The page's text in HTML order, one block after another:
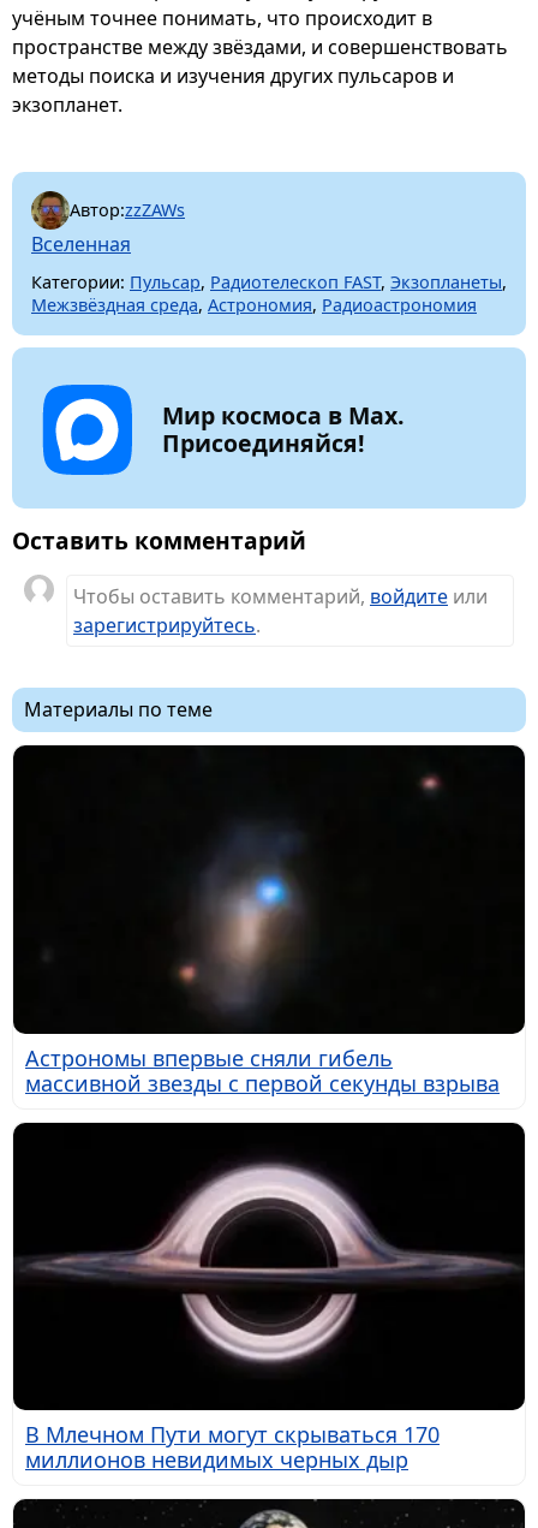
учёным точнее понимать, что происходит в
пространстве между звёздами, и совершенствовать
методы поиска и изучения других пульсаров и
экзопланет.
Автор:zzZAWs
Вселенная
Категории: Пульсар, Радиотелескоп FAST, Экзопланеты,
Межзвёздная среда, Астрономия, Радиоастрономия
Мир космоса в Max.
Присоединяйся!
Оставить комментарий
Чтобы оставить комментарий, войдите или
зарегистрируйтесь.
Материалы по теме
Астрономы впервые сняли гибель
массивной звезды с первой секунды взрыва
В Млечном Пути могут скрываться 170
миллионов невидимых черных дыр